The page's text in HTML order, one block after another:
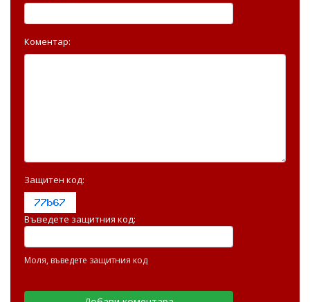
Коментар:
Защитен код:
Въведете защитния код:
Моля, въведете защитния код